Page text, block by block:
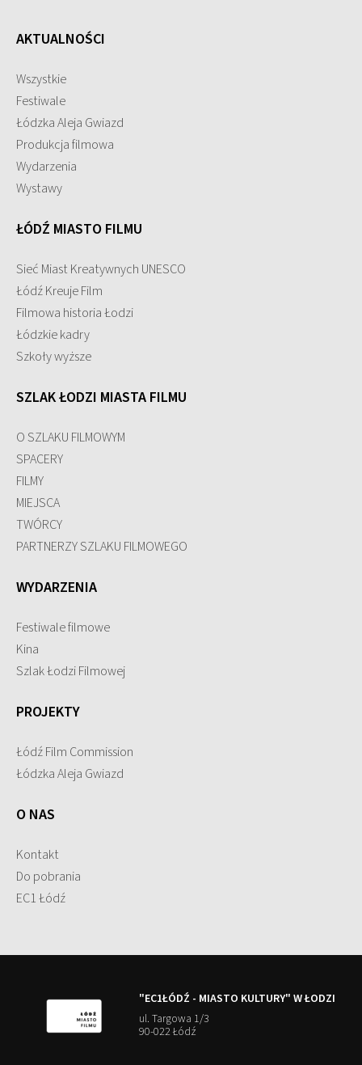
AKTUALNOŚCI
Wszystkie
Festiwale
Łódzka Aleja Gwiazd
Produkcja filmowa
Wydarzenia
Wystawy
ŁÓDŹ MIASTO FILMU
Sieć Miast Kreatywnych UNESCO
Łódź Kreuje Film
Filmowa historia Łodzi
Łódzkie kadry
Szkoły wyższe
SZLAK ŁODZI MIASTA FILMU
O SZLAKU FILMOWYM
SPACERY
FILMY
MIEJSCA
TWÓRCY
PARTNERZY SZLAKU FILMOWEGO
WYDARZENIA
Festiwale filmowe
Kina
Szlak Łodzi Filmowej
PROJEKTY
Łódź Film Commission
Łódzka Aleja Gwiazd
O NAS
Kontakt
Do pobrania
EC1 Łódź
"EC1ŁÓDŹ - MIASTO KULTURY" W ŁODZI
ul. Targowa 1/3
90-022 Łódź